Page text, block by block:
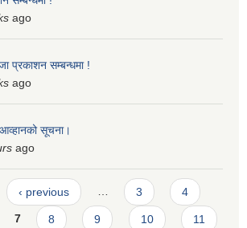
ago
प्रकाशन सम्बन्धमा !
ago
सूचना।
ago
‹ previous … 3 4
7 8 9 10 11